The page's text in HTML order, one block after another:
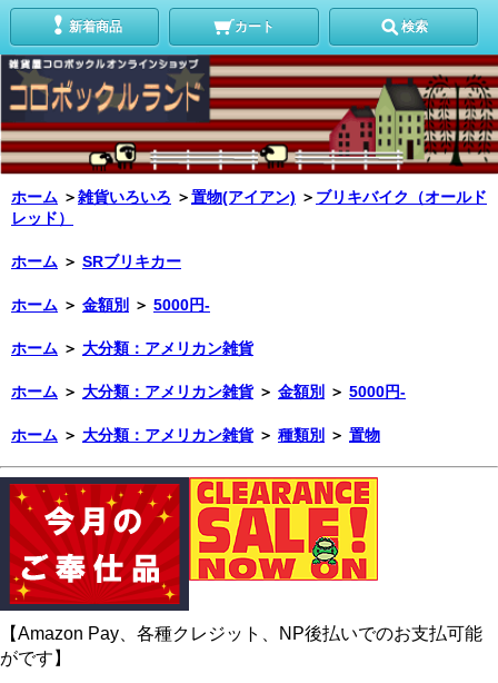
新着商品 カート 検索
ホーム ＞雑貨いろいろ ＞置物(アイアン) ＞ ブリキバイク（オールド
レッド）
ホーム ＞ SRブリキカー
ホーム ＞ 金額別 ＞ 5000円-
ホーム ＞ 大分類：アメリカン雑貨
ホーム ＞ 大分類：アメリカン雑貨 ＞ 金額別 ＞ 5000円-
ホーム ＞ 大分類：アメリカン雑貨 ＞ 種類別 ＞ 置物
【Amazon Pay、各種クレジット、NP後払いでのお支払可能
がです】